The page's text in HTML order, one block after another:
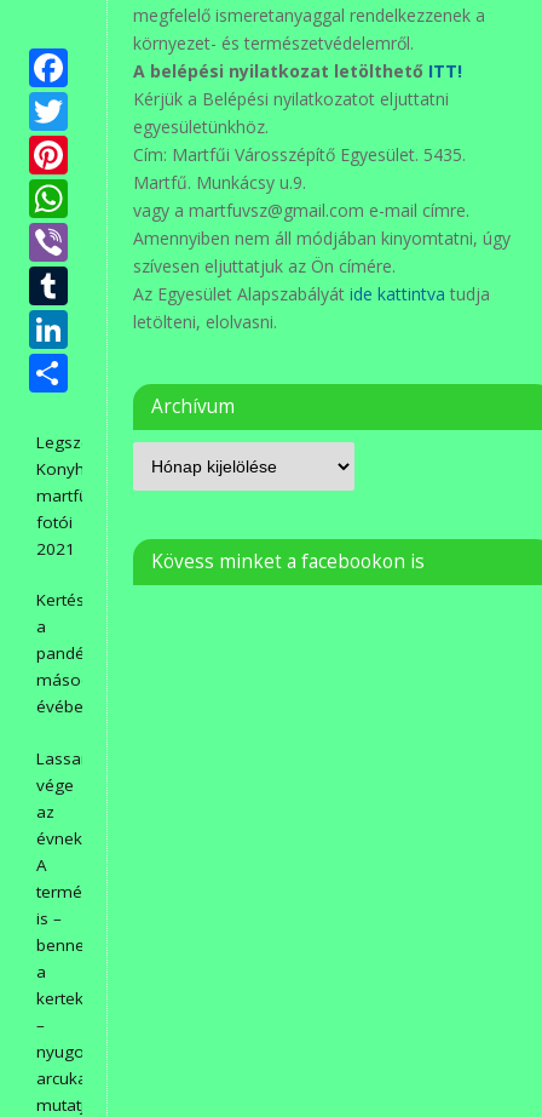
Facebook
Twitter
Pinterest
WhatsApp
Viber
Tumblr
LinkedIn
Ossza
meg
Legszebb
Konyhakert
martfűi
fotói
2021
Kertészkedés
a
pandémia
második
évében.
Lassan
vége
az
évnek.
A
természet
is –
benne
a
kertek
–
nyugodtabb
arcukat
mutatják.
megfelelő ismeretanyaggal rendelkezzenek a
környezet- és természetvédelemről.
A belépési nyilatkozat letölthető ITT!
Kérjük a Belépési nyilatkozatot eljuttatni
egyesületünkhöz.
Cím: Martfűi Városszépítő Egyesület. 5435.
Martfű. Munkácsy u.9.
vagy a martfuvsz@gmail.com e-mail címre.
Amennyiben nem áll módjában kinyomtatni, úgy
szívesen eljuttatjuk az Ön címére.
Az Egyesület Alapszabályát ide kattintva tudja
letölteni, elolvasni.
Archívum
Kövess minket a facebookon is